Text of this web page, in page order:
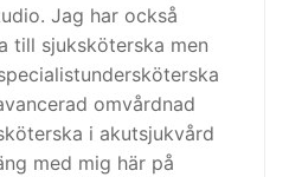
Jag har också
till sjuksköterska men
omvårdnad
i akutsjukvård
med mig här på